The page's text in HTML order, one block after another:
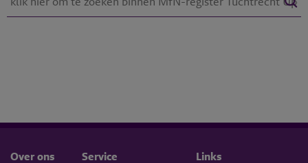
Over ons Service Links